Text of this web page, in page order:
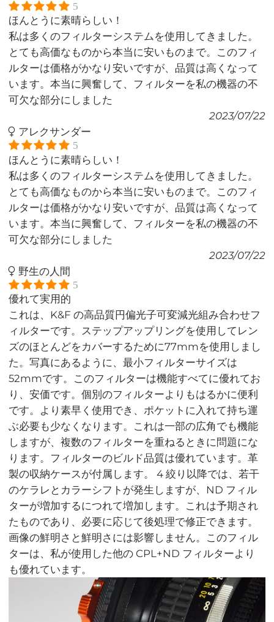
5
ほんとうに素晴らしい！
私は多くのフィルターシステムを使用してきました。
とても高価なものから本当に安いものまで。このフィ
ルターは価格がかなり安いですが、品質は高くなって
います。本当に興奮して、フィルターを私の機器の不
可欠な部分にしました
2023/07/22
アレクサンダー
5
ほんとうに素晴らしい！
私は多くのフィルターシステムを使用してきました。
とても高価なものから本当に安いものまで。このフィ
ルターは価格がかなり安いですが、品質は高くなって
います。本当に興奮して、フィルターを私の機器の不
可欠な部分にしました
2023/07/22
野生の人間
5
優れて実用的
これは、K&F の高品質円偏光子可変減光組み合わせフ
ィルターです。ステップアップリングを使用してレン
ズのほとんどをカバーするために77mmを使用しまし
た。写真にあるように、最小フィルターサイズは
52mmです。このフィルターは機能すべてに優れてお
り、安価です。個別のフィルターよりもはるかに便利
です。より素早く使用でき、ポケットに入れて持ち運
ぶ必要も少なくなります。これは一部の広角でも機能
しますが、複数のフィルターを重ねるときに問題にな
ります。フィルターのビルド品質は優れています。革
製の収納ケースが付属します。 4 絞り以降では、若干
のケラレとカラーシフトが発生しますが、ND フィル
ターが増加するにつれて増加します。これは予期され
たものであり、必要に応じて後処理で修正できます。
画像の鮮明さと鮮明さには影響しません。このフィル
ターは、私が使用した他の CPL+ND フィルターより
も優れています。